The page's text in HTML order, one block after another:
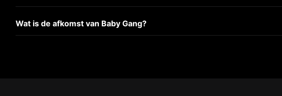
Wat is de afkomst van Baby Gang?